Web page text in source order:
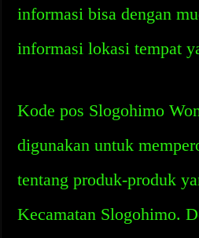
informasi bisa dengan
informasi lokasi tempat
Kode pos Slogohimo
digunakan untuk
tentang produk-produk
Kecamatan Slogohimo.